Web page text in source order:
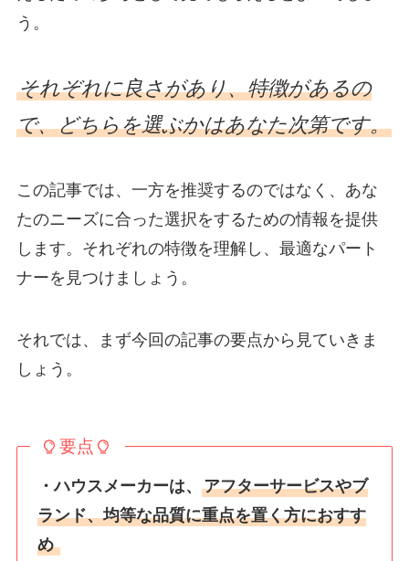
う。
それぞれに良さがあり、特徴があるの
で、どちらを選ぶかはあなた次第です。
この記事では、一方を推奨するのではなく、あな
たのニーズに合った選択をするための情報を提供
します。それぞれの特徴を理解し、最適なパート
ナーを見つけましょう。
それでは、まず今回の記事の要点から見ていきま
しょう。
要点
・ハウスメーカーは、アフターサービスやブ
ランド、均等な品質に重点を置く方におすす
め